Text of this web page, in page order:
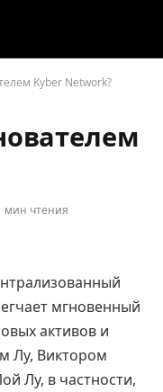
Kyber Network?
мин чтения
мгновенный
активов и
Лу, Виктором
Лу, в частности,